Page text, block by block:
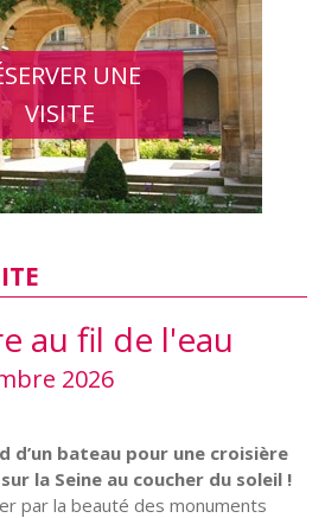
UNE
VISITE
au fil de l'eau
2026
d’un bateau pour une croisière
la Seine au coucher du soleil !
par la beauté des monuments